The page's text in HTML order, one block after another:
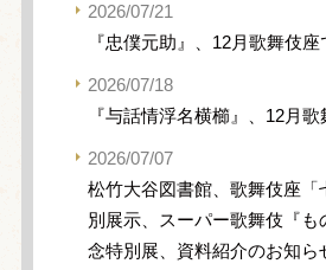
2026/07/21
『忠僕元助』、12月歌舞伎
2026/07/18
『与話情浮名横櫛』、12月
2026/07/07
松竹大谷図書館、歌舞伎座「
別展示、スーパー歌舞伎『も
念特別展、資料紹介のお知ら